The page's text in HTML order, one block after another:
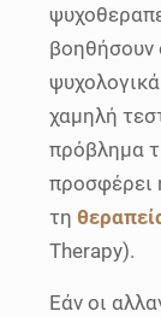
βοηθήσουν
χαμηλή
πρόβλημα
προσφέρει
τη
Therapy).
Εάν οι